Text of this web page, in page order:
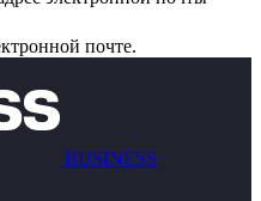
почте.
BUSINESS